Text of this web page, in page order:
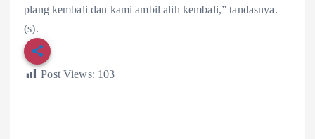
plang kembali dan kami ambil alih kembali,” tandasnya.
(s).
Post Views: 103